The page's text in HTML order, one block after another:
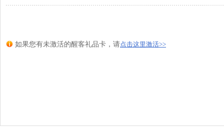
如果您有未激活的醒客礼品卡，请点击这里激活>>